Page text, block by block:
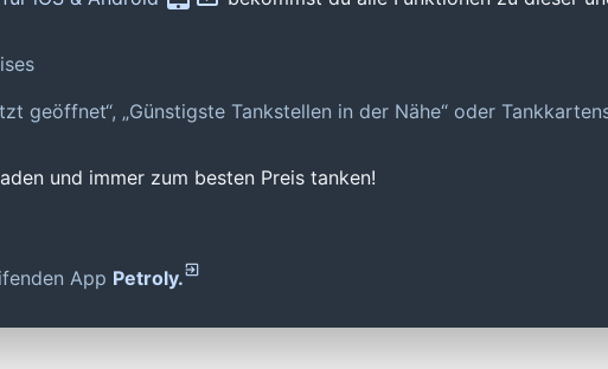
geöffnet“, „Günstigste Tankstellen in der Nähe“ oder
und immer zum besten Preis tanken!
App Petroly.